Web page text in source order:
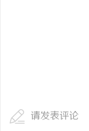
请发表评论